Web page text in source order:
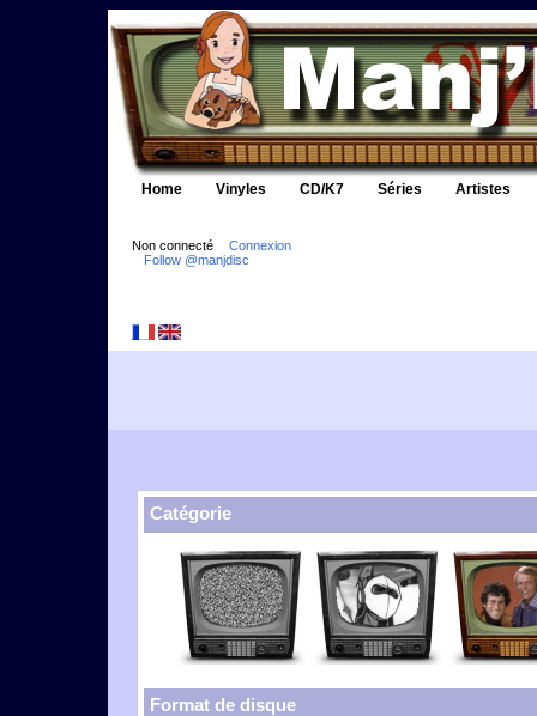
Home Vinyles CD/K7 Séries Artistes
Non connecté
Connexion
Follow @manjdisc
Catégorie
Format de disque